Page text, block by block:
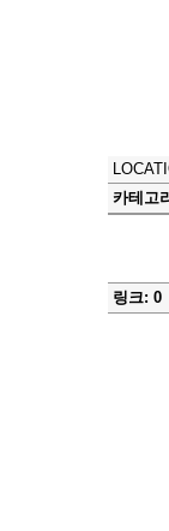
카테고리
링크: 0